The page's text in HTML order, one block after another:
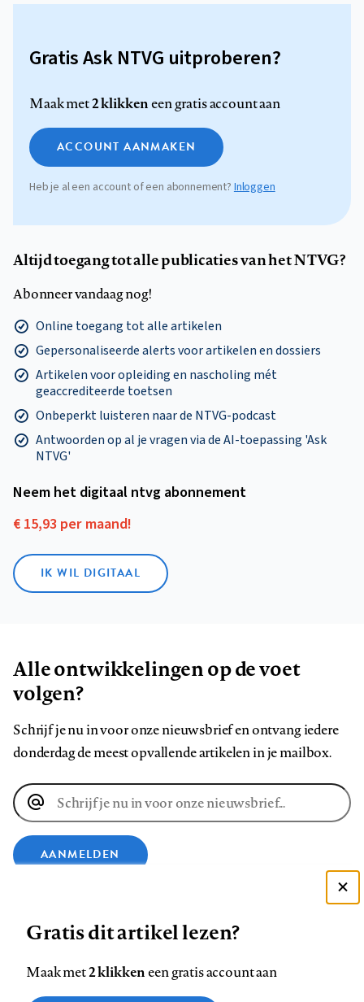
Gratis Ask NTVG uitproberen?
Maak met2 klikkeneen gratis account aan
ACCOUNT AANMAKEN
Heb je al een account of een abonnement?Inloggen
Altijd toegang tot alle publicaties van het NTVG?
Abonneer vandaag nog!
Online toegang tot alle artikelen
Gepersonaliseerde alerts voor artikelen en dossiers
Artikelen voor opleiding en nascholing mét
geaccrediteerde toetsen
Onbeperkt luisteren naar de NTVG-podcast
Antwoorden op al je vragen via de AI-toepassing 'Ask
NTVG'
Neem het digitaal ntvg abonnement
€ 15,93 per maand!
IK WIL DIGITAAL
Alle ontwikkelingen op de voet
volgen?
Schrijf je nu in voor onze nieuwsbrief en ontvang iedere
donderdag de meest opvallende artikelen in je mailbox.
E-
mailadres
AANMELDEN
ons
Gratis dit artikel lezen?
Maak met2 klikkeneen gratis account aan
Zie onze cookie policy